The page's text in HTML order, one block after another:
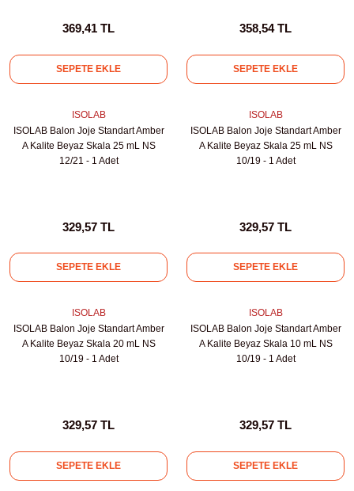
Cihazları
369,41 TL
SEPETE EKLE
358,54 TL
SEPETE EKLE
ISOLAB
ISOLAB Balon Joje Standart Amber
A Kalite Beyaz Skala 25 mL NS
12/21 - 1 Adet
329,57 TL
SEPETE EKLE
ISOLAB
ISOLAB Balon Joje Standart Amber
A Kalite Beyaz Skala 25 mL NS
10/19 - 1 Adet
329,57 TL
SEPETE EKLE
ISOLAB
ISOLAB Balon Joje Standart Amber
A Kalite Beyaz Skala 20 mL NS
10/19 - 1 Adet
329,57 TL
SEPETE EKLE
ISOLAB
ISOLAB Balon Joje Standart Amber
A Kalite Beyaz Skala 10 mL NS
10/19 - 1 Adet
329,57 TL
SEPETE EKLE